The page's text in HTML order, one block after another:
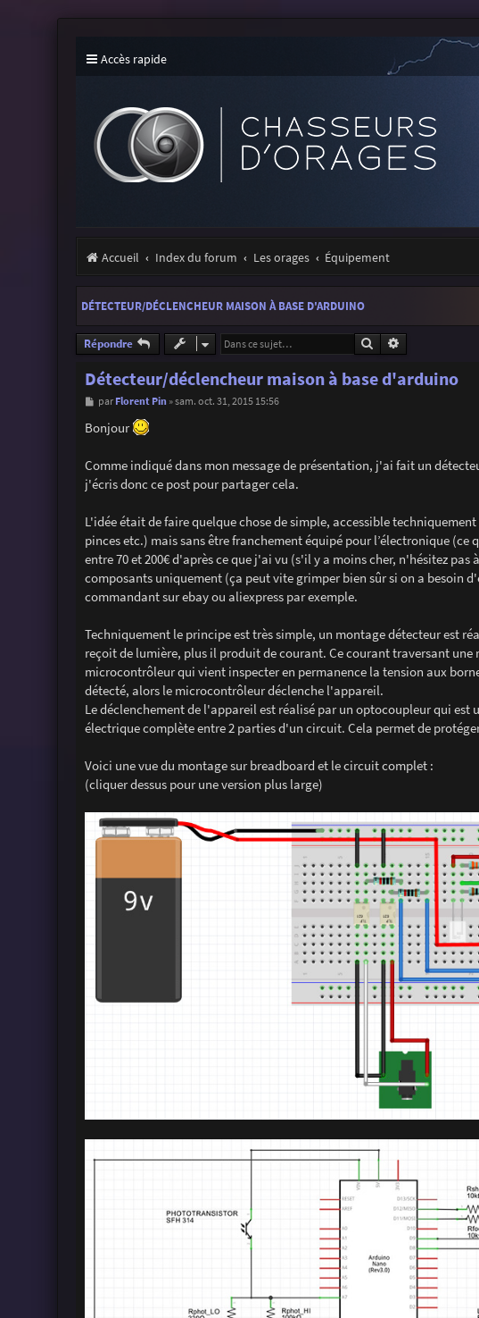
Accès rapide
Accueil Index du forum Les orages Équipement
DÉTECTEUR/DÉCLENCHEUR MAISON À BASE D'ARDUINO
Répondre Rechercher
Détecteur/déclencheur maison à base d'arduino
M
s
s
e
par Florent Pin»sam. oct. 31, 2015 15:56
Bonjour
Comme indiqué dans mon message de présentation, j'ai fait un
j'écris donc ce post pour partager cela.
L'idée était de faire quelque chose de simple, accessible
pinces etc.) mais sans être franchement équipé pour l’électronique
entre 70 et 200€ d'après ce que j'ai vu (s'il y a moins cher, n'hésitez
composants uniquement (ça peut vite grimper bien sûr si on a besoin
commandant sur ebay ou aliexpress par exemple.
Techniquement le principe est très simple, un montage détecteur est
reçoit de lumière, plus il produit de courant. Ce courant traversant
microcontrôleur qui vient inspecter en permanence la tension aux
détecté, alors le microcontrôleur déclenche l'appareil.
Le déclenchement de l'appareil est réalisé par un optocoupleur qui
électrique complète entre 2 parties d'un circuit. Cela permet de
Voici une vue du montage sur breadboard et le circuit complet :
(cliquer dessus pour une version plus large)